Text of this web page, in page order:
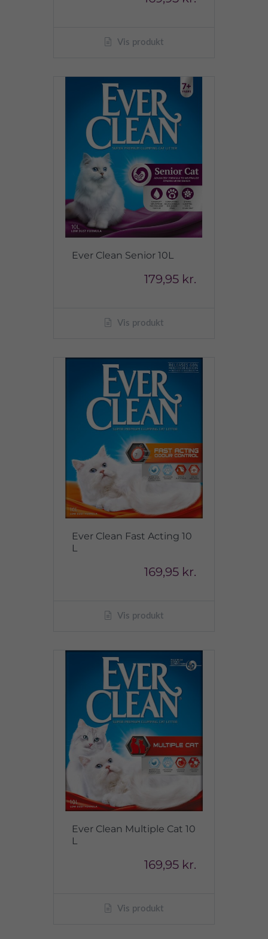
Vis produkt
Ever Clean Senior 10L
179,95 kr.
Vis produkt
Ever Clean Fast Acting 10
L
169,95 kr.
Vis produkt
Ever Clean Multiple Cat 10
L
169,95 kr.
Vis produkt